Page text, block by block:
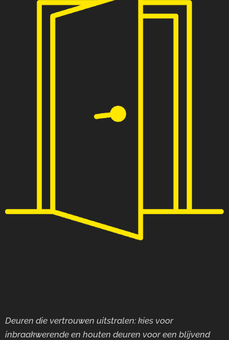
Deuren die vertrouwen uitstralen: kies voor
inbraakwerende en houten deuren vooreen blijvend